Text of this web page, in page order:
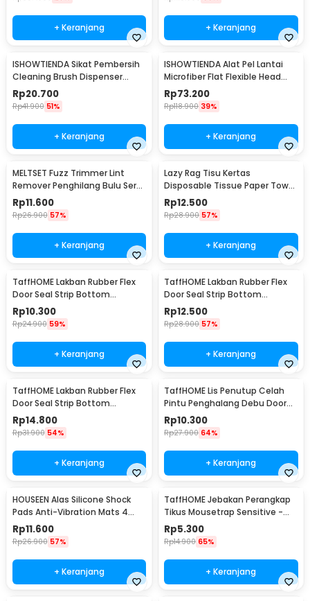
+ Keranjang + Keranjang
ISHOWTIENDA Sikat Pembersih
Cleaning Brush Dispenser
Sabun Air - S0026
Rp20.700
Rp41.900 51%
+ Keranjang
ISHOWTIENDA Alat Pel Lantai
Microfiber Flat Flexible Head
with Bucket - FMI60
Rp73.200
Rp118.900 39%
+ Keranjang
MELTSET Fuzz Trimmer Lint
Remover Penghilang Bulu Serat
Kain - CV8805
Rp11.600
Rp26.900 57%
+ Keranjang
Lazy Rag Tisu Kertas
Disposable Tissue Paper Towel
1 Roll (50 Helai) - MB104P
Rp12.500
Rp28.900 57%
+ Keranjang
TaffHOME Lakban Rubber Flex
Door Seal Strip Bottom
Waterproof 25mmx5M - TP39
Rp10.300
Rp24.900 59%
+ Keranjang
TaffHOME Lakban Rubber Flex
Door Seal Strip Bottom
Waterproof 35mmx5M - TP39
Rp12.500
Rp28.900 57%
+ Keranjang
TaffHOME Lakban Rubber Flex
Door Seal Strip Bottom
Waterproof 45mmx5M - TP39
Rp14.800
Rp31.900 54%
+ Keranjang
TaffHOME Lis Penutup Celah
Pintu Penghalang Debu Door
Bottom Seal 1M - LQ7
Rp10.300
Rp27.900 64%
+ Keranjang
HOUSEEN Alas Silicone Shock
Pads Anti-Vibration Mats 4
PCS - NY522
Rp11.600
Rp26.900 57%
+ Keranjang
TaffHOME Jebakan Perangkap
Tikus Mousetrap Sensitive -
ZL-2021
Rp5.300
Rp14.900 65%
+ Keranjang